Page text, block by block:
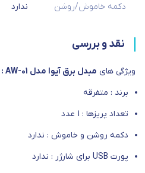
دکمه خاموش/روشن
ندارد
نقد و بررسی
ویژگی های مبدل برق آیوا مدل AW-01 :
برند : متفرقه
تعداد پریزها : 1 عدد
دکمه روشن و خاموش : ندارد
پورت USB برای شارژر : ندارد